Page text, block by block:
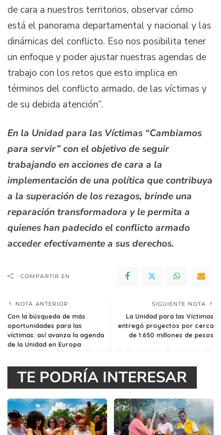
de cara a nuestros territorios, observar cómo
está el panorama departamental y nacional y las
dinámicas del conflicto. Eso nos posibilita tener
un enfoque y poder ajustar nuestras agendas de
trabajo con los retos que esto implica en
términos del conflicto armado, de las víctimas y
de su debida atención”.
En la Unidad para las Víctimas “Cambiamos
para servir” con el objetivo de seguir
trabajando en acciones de cara a la
implementación de una política que contribuya
a la superación de los rezagos, brinde una
reparación transformadora y le permita a
quienes han padecido el conflicto armado
acceder efectivamente a sus derechos.
COMPARTIR EN
NOTA ANTERIOR
Con la búsqueda de más
oportunidades para las
víctimas: así avanza la agenda
de la Unidad en Europa
SIGUIENTE NOTA
La Unidad para las Víctimas
entregó proyectos por cerca
de 1.650 millones de pesos
TE PODRÍA INTERESAR